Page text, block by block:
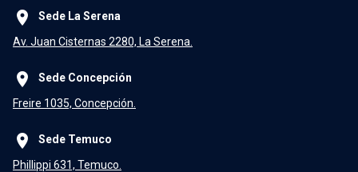
place
Sede La Serena
Av. Juan Cisternas 2280, La Serena.
place
Sede Concepción
Freire 1035, Concepción.
place
Sede Temuco
Phillippi 631, Temuco.